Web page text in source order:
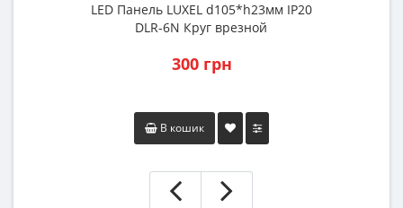
LED Панель LUXEL d105*h23мм IP20
DLR-6N Круг врезной
300 грн
В кошик